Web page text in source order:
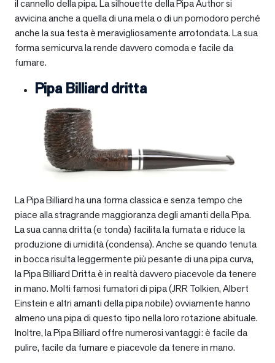
il cannello della pipa. La silhouette della Pipa Author si
avvicina anche a quella di una mela o di un pomodoro perché
anche la sua testa è meravigliosamente arrotondata. La sua
forma semicurva la rende davvero comoda e facile da
fumare.
Pipa Billiard dritta
La Pipa Billiard ha una forma classica e senza tempo che
piace alla stragrande maggioranza degli amanti della Pipa.
La sua canna dritta (e tonda) facilita la fumata e riduce la
produzione di umidità (condensa). Anche se quando tenuta
in bocca risulta leggermente più pesante di una pipa curva,
la Pipa Billiard Dritta è in realtà davvero piacevole da tenere
in mano. Molti famosi fumatori di pipa (JRR Tolkien, Albert
Einstein e altri amanti della pipa nobile) ovviamente hanno
almeno una pipa di questo tipo nella loro rotazione abituale.
Inoltre, la Pipa Billiard offre numerosi vantaggi: è facile da
pulire, facile da fumare e piacevole da tenere in mano.